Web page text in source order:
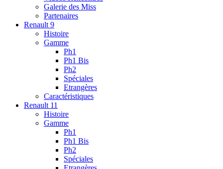
Galerie des Miss
Partenaires
Renault 9
Histoire
Gamme
Ph1
Ph1 Bis
Ph2
Spéciales
Etrangères
Caractéristiques
Renault 11
Histoire
Gamme
Ph1
Ph1 Bis
Ph2
Spéciales